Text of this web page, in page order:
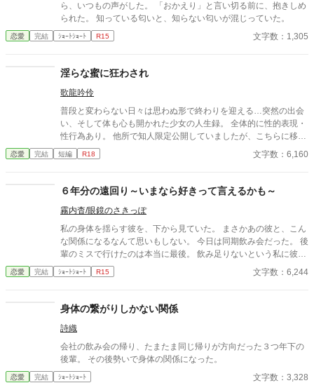
ら、いつもの声がした。 「おかえり」と言い切る前に、抱きしめ
られた。 知っている匂いと、知らない匂いが混じっていた。
恋愛 完結 ｼｮｰﾄｼｮｰﾄ R15 文字数：1,305
淫らな蜜に狂わされ
歌龍吟伶
普段と変わらない日々は思わぬ形で終わりを迎える…突然の出会
い、そして体も心も開かれた少女の人生録。 全体的に性的表現・
性行為あり。 他所で知人限定公開していましたが、こちらに移し
ました。 全3話完結済みです。
恋愛 完結 短編 R18 文字数：6,160
６年分の遠回り～いまなら好きって言えるかも～
霧内杳/眼鏡のさきっぽ
私の身体を揺らす彼を、下から見ていた。 まさかあの彼と、こん
な関係になるなんて思いもしない。 今日は同期飲み会だった。 後
輩のミスで行けたのは本当に最後。 飲み足りないという私に彼は
付き合ってくれた。 彼とは入社当時、部署は違ったが同じ仕事に
携わっていた。 きっとあの頃のわたしは、彼が好きだったんだと
のせいで、その一線は越えられなかった。 でも、あれから変わっ
た私なら……。 ****** 2021/05/29 公開 ****** 表紙 いもこは妹
pixivID:11163077
恋愛 完結 ｼｮｰﾄｼｮｰﾄ R15 文字数：6,244
身体の繋がりしかない関係
詩織
会社の飲み会の帰り、たまたま同じ帰りが方向だった３つ年下の
後輩。 その後勢いで身体の関係になった。
恋愛 完結 ｼｮｰﾄｼｮｰﾄ 文字数：3,328